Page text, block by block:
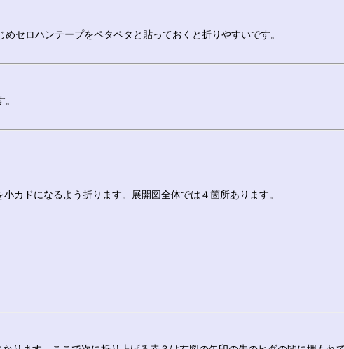
セロハンテープをペタペタと貼っておくと折りやすいです。
カドになるよう折ります。展開図全体では４箇所あります。